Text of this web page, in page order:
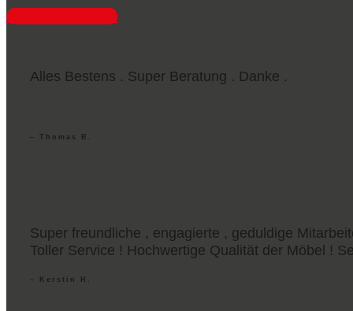
Alle Bewertungen
Alles Bestens . Super Beratung . Danke .
– Thomas B.
Super freundliche , engagierte , geduldige
Toller Service ! Hochwertige Qualität der Möbel !
– Kerstin H.